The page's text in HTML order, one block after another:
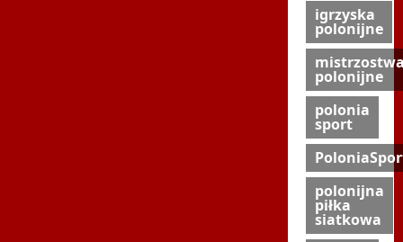
igrzyska
polonijne
polonijne
polonia
sport
polonijna
piłka
siatkowa